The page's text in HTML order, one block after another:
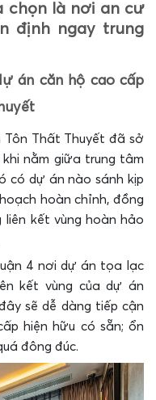
chọn là nơi an cư
định ngay trung
án căn hộ cao cấp
Tôn Thất Thuyết đã sở
nằm giữa trung tâm
có dự án nào sánh kịp
hoàn chỉnh, đồng
liên kết vùng hoàn hảo
4 nơi dự án tọa lạc
kết vùng của dự án
sẽ dễ dàng tiếp cận
hiện hữu có sẵn; ổn
đông đúc.